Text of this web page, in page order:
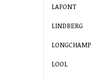
LAFONT
LINDBERG
LONGCHAMP
LOOL